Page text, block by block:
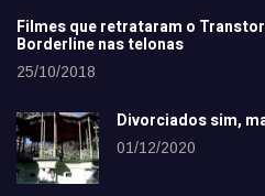
Filmes que retrataram o
Borderline nas telonas
25/10/2018
Divorciados sim,
01/12/2020